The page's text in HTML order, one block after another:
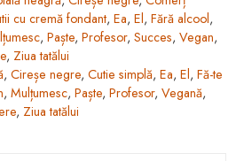
15buc)
cu cremă fondant, Ea, El, Fără alcool,
, Paște, Profesor, Succes, Vegan,
, Ziua tatălui
, Cireșe negre, Cutie simplă, Ea, El, Fă-te
, Mulțumesc, Paște, Profesor, Vegană,
, Ziua tatălui